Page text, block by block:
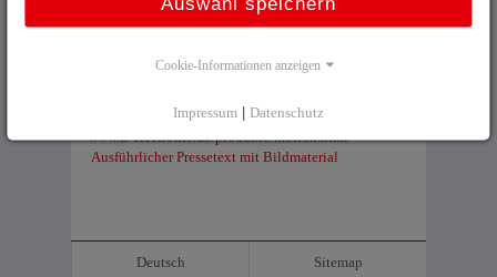
Führungsschienen lassen sich damit sicher positionieren.
ausgelegt und eignen sich damit besonders zur
Einstellungen. Mehr unter:
www.tr-electronic.de/produkte/motion.html
Ausführlicher Pressetext mit Bildmaterial
Deutsch Sitemap
Cookie-Informationen anzeigen
Impressum | Datenschutz